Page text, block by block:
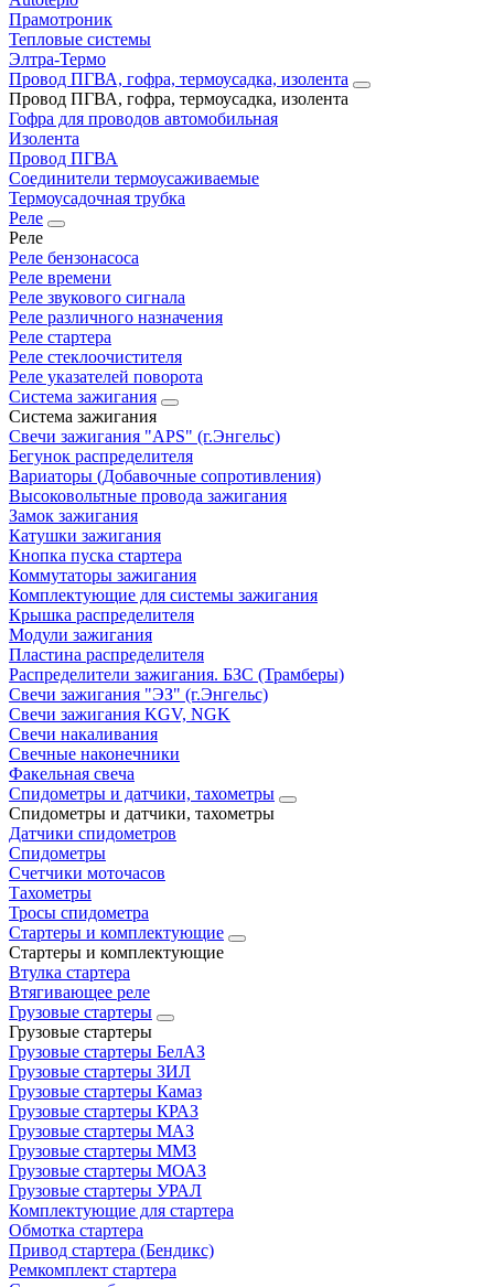
Прамотроник
Тепловые системы
Элтра-Термо
Провод ПГВА, гофра, термоусадка, изолента
Провод ПГВА, гофра, термоусадка, изолента
Гофра для проводов автомобильная
Изолента
Провод ПГВА
Соединители термоусаживаемые
Термоусадочная трубка
Реле
Реле
Реле бензонасоса
Реле времени
Реле звукового сигнала
Реле различного назначения
Реле стартера
Реле стеклоочистителя
Реле указателей поворота
Система зажигания
Система зажигания
Свечи зажигания "APS" (г.Энгельс)
Бегунок распределителя
Вариаторы (Добавочные сопротивления)
Высоковольтные провода зажигания
Замок зажигания
Катушки зажигания
Кнопка пуска стартера
Коммутаторы зажигания
Комплектующие для системы зажигания
Крышка распределителя
Модули зажигания
Пластина распределителя
Распределители зажигания. БЗС (Трамберы)
Свечи зажигания "ЭЗ" (г.Энгельс)
Свечи зажигания KGV, NGK
Свечи накаливания
Свечные наконечники
Факельная свеча
Спидометры и датчики, тахометры
Спидометры и датчики, тахометры
Датчики спидометров
Спидометры
Счетчики моточасов
Тахометры
Тросы спидометра
Стартеры и комплектующие
Стартеры и комплектующие
Втулка стартера
Втягивающее реле
Грузовые стартеры
Грузовые стартеры
Грузовые стартеры БелАЗ
Грузовые стартеры ЗИЛ
Грузовые стартеры Камаз
Грузовые стартеры КРАЗ
Грузовые стартеры МАЗ
Грузовые стартеры ММЗ
Грузовые стартеры МОАЗ
Грузовые стартеры УРАЛ
Комплектующие для стартера
Обмотка стартера
Привод стартера (Бендикс)
Ремкомплект стартера